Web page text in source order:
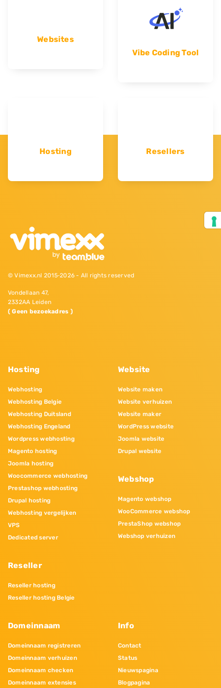
Websites
Vibe Coding Tool
Hosting Resellers
© Vimexx.nl 2015‐2026 - All rights reserved
Vondellaan 47,
2332AA Leiden
( Geen bezoekadres )
Hosting
Webhosting
Webhosting Belgie
Webhosting Duitsland
Webhosting Engeland
Wordpress webhosting
Magento hosting
Joomla hosting
Woocommerce webhosting
Prestashop webhosting
Drupal hosting
Webhosting vergelijken
VPS
Dedicated server
Reseller
Reseller hosting
Reseller hosting Belgie
Website
Website maken
Website verhuizen
Website maker
WordPress website
Joomla website
Drupal website
Webshop
Magento webshop
WooCommerce webshop
PrestaShop webshop
Webshop verhuizen
Domeinnaam
Domeinnaam registreren
Domeinnaam verhuizen
Domeinnaam checken
Domeinnaam extensies
Info
Contact
Status
Nieuwspagina
Blogpagina